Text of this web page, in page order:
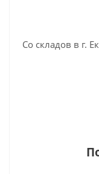
Со складов в г.